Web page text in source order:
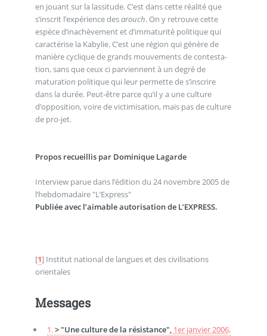
en jouant sur la lassitude. C’est dans cette réalité que
s’inscrit l’expérience desarouch. On y retrouve cette
espèce d’inachèvement et d’immaturité politique qui
caractérise la Kabylie. C’est une région qui génère de
manière cyclique de grands mouvements de contesta-
tion, sans que ceux ci parviennent à un degré de
maturation politique qui leur permette de s’inscrire
dans la durée. Peut-être parce qu’il y a une culture
d’opposition, voire de victimisation, mais pas de culture
de pro-jet.
Propos recueillis par Dominique Lagarde
Interview parue dans l’édition du 24 novembre 2005 de
l’hebdomadaire "L’Express"
Publiée avec l’aimable autorisation de L’EXPRESS.
[1] Institut national de langues et des civilisations
orientales
Messages
1.> "Une culture de la résistance", 1er janvier 2006,